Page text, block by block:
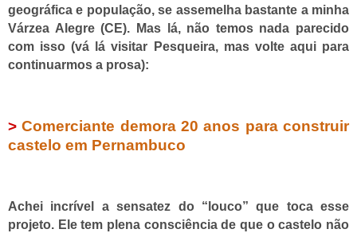
geográfica e população, se assemelha bastante a minha
Várzea Alegre (CE). Mas lá, não temos nada parecido
com isso (vá lá visitar Pesqueira, mas volte aqui para
continuarmos a prosa):
>Comerciante demora 20 anos para construir
castelo em Pernambuco
Achei incrível a sensatez do “louco” que toca esse
projeto. Ele tem plena consciência de que o castelo não